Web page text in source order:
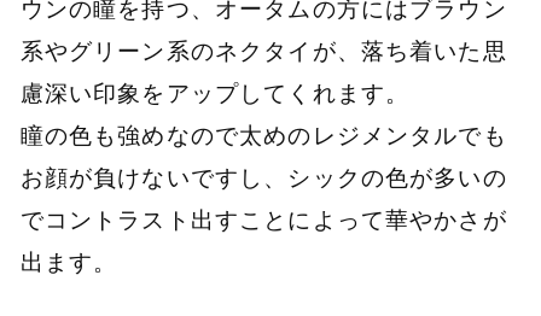
ウンの瞳を持つ、オータムの方にはブラウン
系やグリーン系のネクタイが、落ち着いた思
慮深い印象をアップしてくれます。
瞳の色も強めなので太めのレジメンタルでも
お顔が負けないですし、シックの色が多いの
でコントラスト出すことによって華やかさが
出ます。